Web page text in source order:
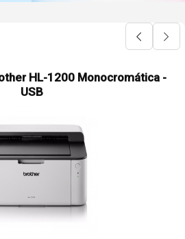
HL-1200 Monocromática -
USB